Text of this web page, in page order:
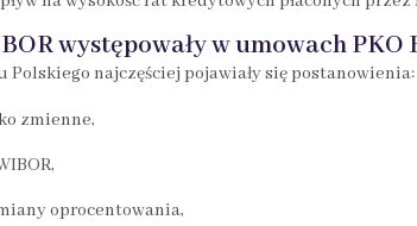
występowały w umowach PKO
Polskiego najczęściej pojawiały się postanowienia:
zmienne,
oprocentowania,